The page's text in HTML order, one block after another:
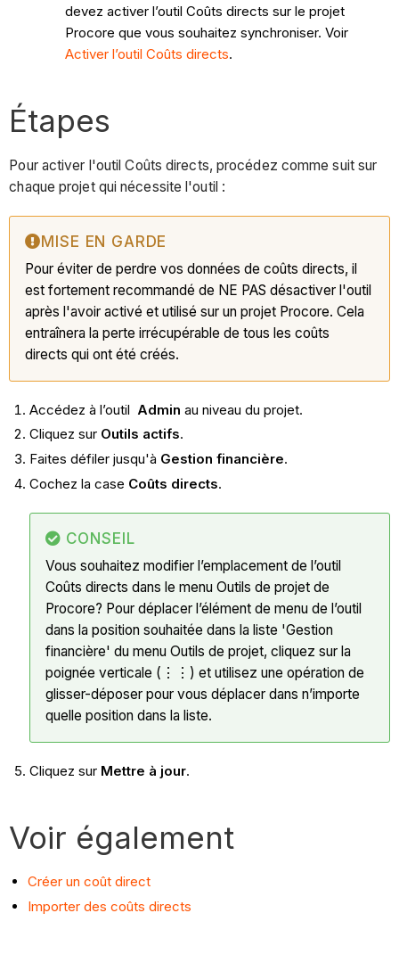
devez activer l’outil Coûts directs sur le projet
Procore que vous souhaitez synchroniser.Voir
Activer l’outil Coûts directs.
Étapes
Pour activer l'outil Coûts directs, procédez comme suit sur
chaque projet qui nécessite l'outil :
MISE EN GARDE
Pour éviter de perdre vos données de coûts directs, il
est fortement recommandé de NE PAS désactiver l'outil
après l'avoir activé et utilisé sur un projet Procore. Cela
entraînera la perte irrécupérable de tous les coûts
directs qui ont été créés.
Accédez à l’outil Admin au niveau du projet.
Cliquez sur Outils actifs.
Faites défiler jusqu'à Gestion financière.
Cochez la case Coûts directs.
CONSEIL
Vous souhaitez modifier l’emplacement de l’outil
Coûts directs dans le menu Outils de projet de
Procore? Pour déplacer l’élément de menu de l’outil
dans la position souhaitée dans la liste 'Gestion
financière' du menu Outils de projet, cliquez sur la
poignée verticale (⋮⋮) et utilisez une opération de
glisser-déposer pour vous déplacer dans n’importe
quelle position dans la liste.
Cliquez sur Mettre à jour.
Voir également
Créer un coût direct
Importer des coûts directs